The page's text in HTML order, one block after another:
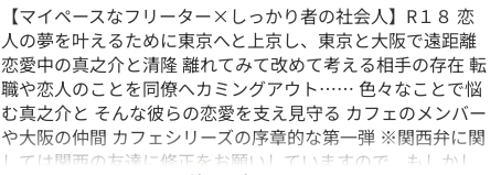
【マイペースなフリーター×しっかり者の社会人】R１８ 恋
人の夢を叶えるために東京へと上京し、東京と大阪で遠距離
恋愛中の真之介と清隆 離れてみて改めて考える相手の存在 転
職や恋人のことを同僚へカミングアウト…… 色々なことで悩
む真之介と そんな彼らの恋愛を支え見守る カフェのメンバー
や大阪の仲間 カフェシリーズの序章的な第一弾 ※関西弁に関
しては関西の友達に修正をお願いしていますので、もしかし